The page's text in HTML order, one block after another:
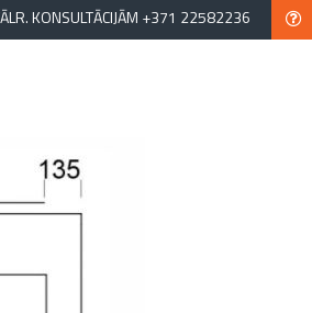
KONSULTĀCIJĀM +371 22582236